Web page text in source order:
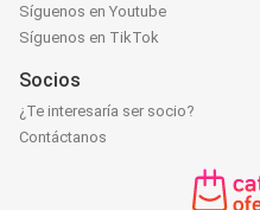
Síguenos en Youtube
Síguenos en TikTok
Socios
¿Te interesaría ser socio?
Contáctanos